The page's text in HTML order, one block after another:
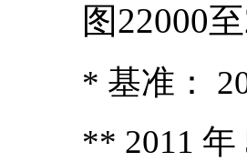
图22000
* 基准：
** 2011 年